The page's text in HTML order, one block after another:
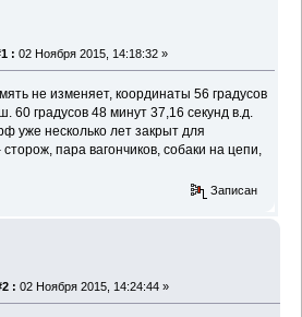
: 02 Ноября 2015, 14:18:32 »
не изменяет, координаты 56 градусов
60 градусов 48 минут 37,16 секунд в.д.
уже несколько лет закрыт для
пара вагончиков, собаки на цепи,
Записан
: 02 Ноября 2015, 14:24:44 »